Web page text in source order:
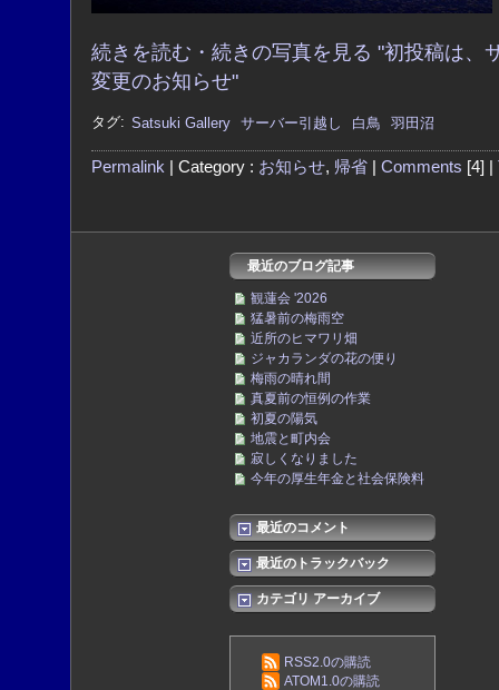
続きを読む・続きの写真を見る "初投稿は、
変更のお知らせ"
タグ: Satsuki Gallery サーバー引越し 白鳥 羽田沼
Permalink | Category : お知らせ, 帰省| Comments [4] |
最近のブログ記事
観蓮会 '2026
猛暑前の梅雨空
近所のヒマワリ畑
ジャカランダの花の便り
梅雨の晴れ間
真夏前の恒例の作業
初夏の陽気
地震と町内会
寂しくなりました
今年の厚生年金と社会保険料
最近のコメント
最近のトラックバック
カテゴリ アーカイブ
RSS2.0の購読
ATOM1.0の購読